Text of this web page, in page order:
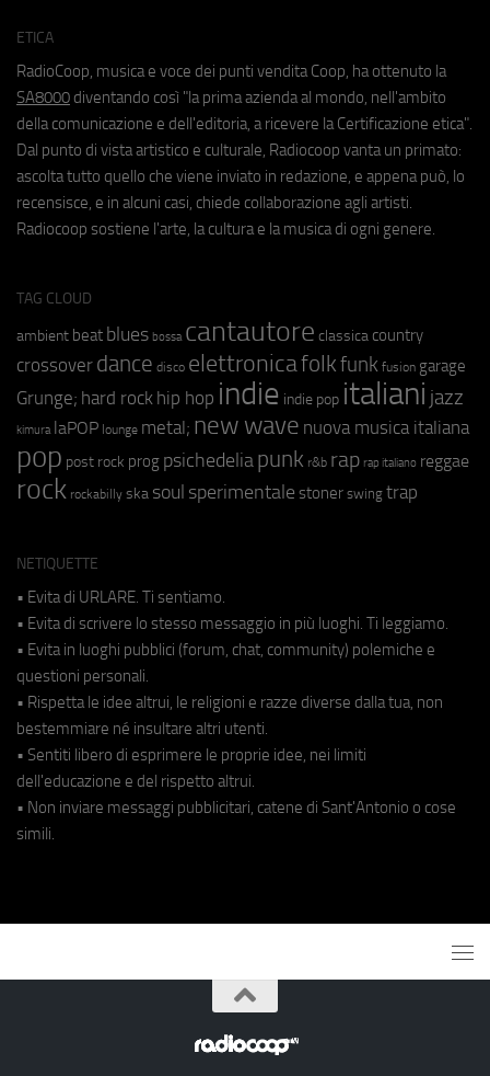
ETICA
RadioCoop, musica e voce dei punti vendita Coop, ha ottenuto la
SA8000 diventando così "la prima azienda al mondo, nell'ambito
della comunicazione e dell'editoria, a ricevere la Certificazione etica".
Dal punto di vista artistico e culturale, Radiocoop vanta un primato:
ascolta tutto quello che viene inviato in redazione, e appena può, lo
recensisce, e in alcuni casi, chiede collaborazione agli artisti.
Radiocoop sostiene l'arte, la cultura e la musica di ogni genere.
TAG CLOUD
ambient beat blues bossa cantautore classica country
crossover dance disco elettronicafolkfunk fusion garage
Grunge; hard rock hip hop indie indie pop italiani jazz
kimura laPOP lounge metal; new wave nuova musica italiana
pop post rock prog psichedeliapunk r&b rap rap italiano reggae
rock rockabilly ska soul sperimentale stoner swing trap
NETIQUETTE
• Evita di URLARE. Ti sentiamo.
• Evita di scrivere lo stesso messaggio in più luoghi. Ti leggiamo.
• Evita in luoghi pubblici (forum, chat, community) polemiche e
questioni personali.
• Rispetta le idee altrui, le religioni e razze diverse dalla tua, non
bestemmiare né insultare altri utenti.
• Sentiti libero di esprimere le proprie idee, nei limiti
dell'educazione e del rispetto altrui.
• Non inviare messaggi pubblicitari, catene di Sant'Antonio o cose
simili.